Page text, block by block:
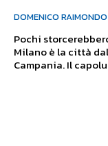
DOMENICO RAIMONDO
Pochi
Milano è la città
Campania. Il